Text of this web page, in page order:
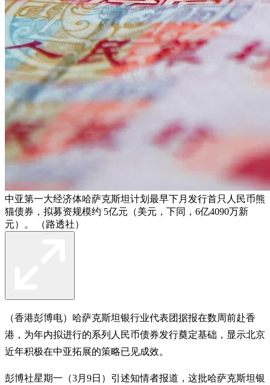
中亚第一大经济体哈萨克斯坦计划最早下月发行首只人民币熊
猫债券，拟募资规模约 5亿元（美元，下同，6亿4090万新
元）。 （路透社）
（香港彭博电）哈萨克斯坦银行业代表团据报在数周前赴香
港，为年内拟进行的系列人民币债券发行奠定基础，显示北京
近年积极在中亚拓展的策略已见成效。
彭博社星期一（3月9日）引述知情者报道，这批哈萨克斯坦银